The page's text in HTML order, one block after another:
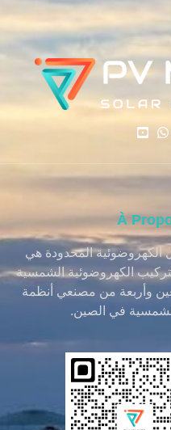
À
الكهروضوئية المحدودة هي
الكهروضوئية الشمسية
وأربعة من مصنعي أنظمة
في الصين.